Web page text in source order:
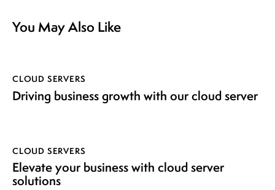
You May Also Like
CLOUD SERVERS
Driving business growth with our cloud server
CLOUD SERVERS
Elevate your business with cloud server
solutions